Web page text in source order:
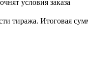
условия заказа
тиража. Итоговая